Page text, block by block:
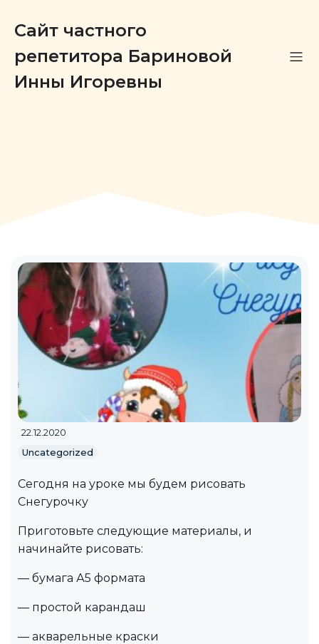
Сайт частного
репетитора Бариновой
Инны Игоревны
22.12.2020
Uncategorized
Сегодня на уроке мы будем рисовать
Снегурочку
Приготовьте следующие материалы, и
начинайте рисовать:
— бумага А5 формата
— простой карандаш
— акварельные краски